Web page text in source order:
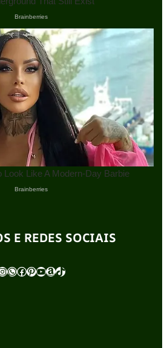
E REDES SOCIAIS
WhatsApp Facebook Pinterest Youtube Amazon TikTok